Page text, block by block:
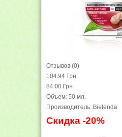
Отзывов (0)
104.94 Грн
84.00 Грн
Объем: 50 мл.
Производитель: Bielenda
Скидка -20%